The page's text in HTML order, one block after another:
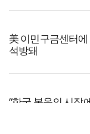
美 이민구금센터
석방돼
“한국 복음의 시작